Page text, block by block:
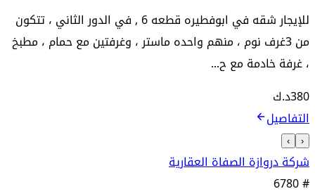
للإيجار شقه في ابوفطيره قطعه 6 , في الدور الثاني ، تتكون
من 3غرف نوم ، منهم واحده ماستر ، وغرفتين مع حمام ، مطبخ
، غرفة خادمة مع ح...
380د.ك
التفاصيل
‹
›
شركة دروازة الصفاة العقارية
6780#